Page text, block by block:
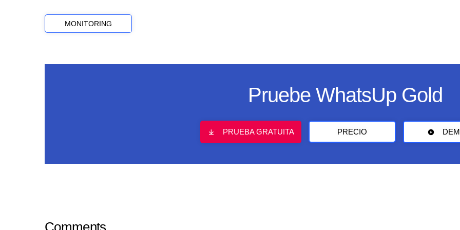
MONITORING
Pruebe WhatsUp Gold
PRUEBA GRATUITA PRECIO
Comments